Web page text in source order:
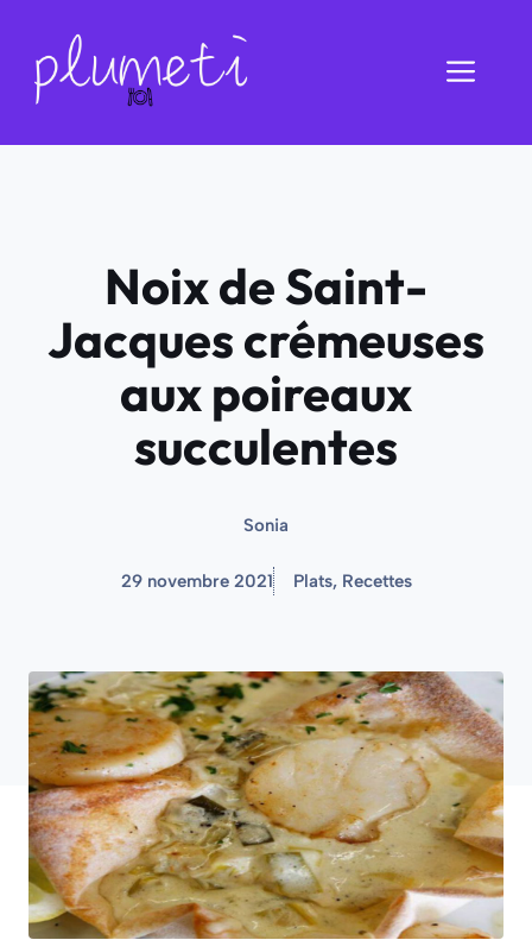
contenu
Noix de Saint-
Jacques crémeuses
aux poireaux
succulentes
Sonia
29 novembre 2021 Plats, Recettes